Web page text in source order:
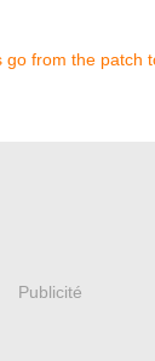
go from the patch
Publicité